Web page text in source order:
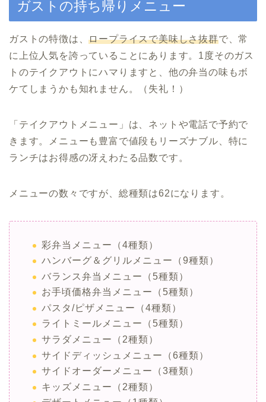
ガストの持ち帰りメニュー
ガストの特徴は、ロープライスで美味しさ抜群で、常
に上位人気を誇っていることにあります。1度そのガス
トのテイクアウトにハマりますと、他の弁当の味もボ
ケてしまうかも知れません。（失礼！）
「テイクアウトメニュー」は、ネットや電話で予約で
きます。メニューも豊富で値段もリーズナブル、特に
ランチはお得感の冴えわたる品数です。
メニューの数々ですが、総種類は62になります。
彩弁当メニュー（4種類）
ハンバーグ＆グリルメニュー（9種類）
バランス弁当メニュー（5種類）
お手頃価格弁当メニュー（5種類）
パスタ/ピザメニュー（4種類）
ライトミールメニュー（5種類）
サラダメニュー（2種類）
サイドディッシュメニュー（6種類）
サイドオーダーメニュー（3種類）
キッズメニュー（2種類）